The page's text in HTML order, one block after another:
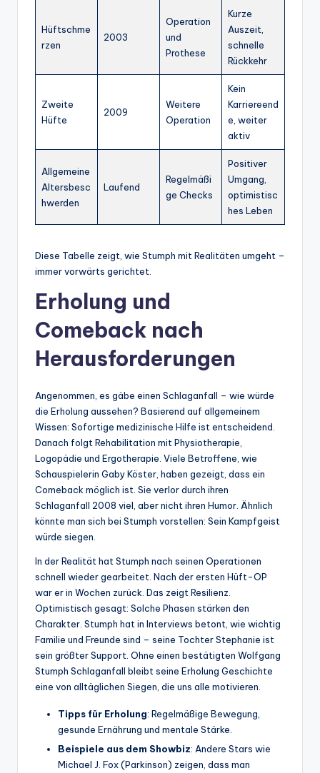
Hüftschme
rzen
2003
Operation
und
Prothese
Kurze
Auszeit,
schnelle
Rückkehr
Zweite
Hüfte
2009
Weitere
Operation
Kein
Karriereend
e, weiter
aktiv
Allgemeine
Altersbesc
hwerden
Laufend
Regelmäßi
ge Checks
Positiver
Umgang,
optimistisc
hes Leben
Diese Tabelle zeigt, wie Stumph mit Realitäten umgeht –
immer vorwärts gerichtet.
Erholung und
Comeback nach
Herausforderungen
Angenommen, es gäbe einen Schlaganfall – wie würde
die Erholung aussehen? Basierend auf allgemeinem
Wissen: Sofortige medizinische Hilfe ist entscheidend.
Danach folgt Rehabilitation mit Physiotherapie,
Logopädie und Ergotherapie. Viele Betroffene, wie
Schauspielerin Gaby Köster, haben gezeigt, dass ein
Comeback möglich ist. Sie verlor durch ihren
Schlaganfall 2008 viel, aber nicht ihren Humor. Ähnlich
könnte man sich bei Stumph vorstellen: Sein Kampfgeist
würde siegen.
In der Realität hat Stumph nach seinen Operationen
schnell wieder gearbeitet. Nach der ersten Hüft-OP
war er in Wochen zurück. Das zeigt Resilienz.
Optimistisch gesagt: Solche Phasen stärken den
Charakter. Stumph hat in Interviews betont, wie wichtig
Familie und Freunde sind – seine Tochter Stephanie ist
sein größter Support. Ohne einen bestätigten Wolfgang
Stumph Schlaganfall bleibt seine Erholung Geschichte
eine von alltäglichen Siegen, die uns alle motivieren.
Tipps für Erholung: Regelmäßige Bewegung,
gesunde Ernährung und mentale Stärke.
Beispiele aus dem Showbiz: Andere Stars wie
Michael J. Fox (Parkinson) zeigen, dass man